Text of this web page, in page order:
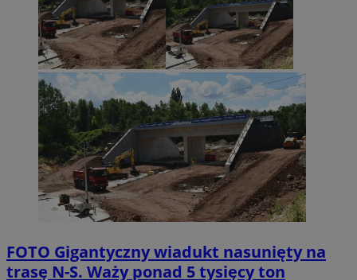
FOTO Gigantyczny wiadukt nasunięty na
trasę N-S. Waży ponad 5 tysięcy ton